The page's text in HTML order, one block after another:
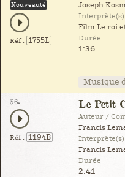
Nouveauté
Réf : 1755L
Joseph
Interprète(s)
Film Le roi
Durée
1:36
Musique
36.
Réf : 1194B
Le Petit
Auteur /
Francis
Interprète(s)
Francis
Durée
2:41